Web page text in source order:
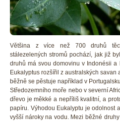
Většina z více než 700 druhů
stálezelených stromů pochází, jak již
druhů má svou domovinu v Indonésii
Eukalyptus rozšířil z australských
běžně se pěstuje například v
Středozemního moře nebo v severní
dřevo je měkké a nepříliš kvalitní, a
papíru. Výhodou Eukalyptu je odolnost
vyšší nároky na vodu. Mezi běžné